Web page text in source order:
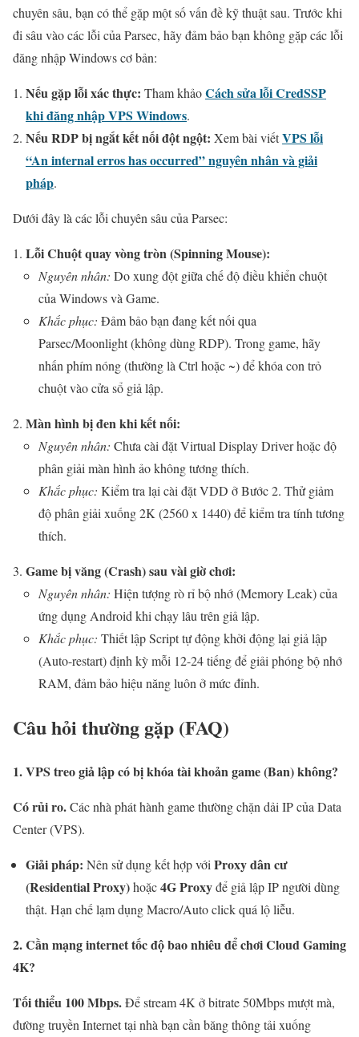
chuyên sâu, bạn có thể gặp một số vấn đề kỹ thuật sau. Trước khi
đi sâu vào các lỗi của Parsec, hãy đảm bảo bạn không gặp các lỗi
đăng nhập Windows cơ bản:
Nếu gặp lỗi xác thực: Tham khảoCách sửa lỗi CredSSP
khi đăng nhập VPS Windows.
Nếu RDP bị ngắt kết nối đột ngột: Xem bài viếtVPS lỗi
“An internal erros has occurred” nguyên nhân và giải
pháp.
Dưới đây là các lỗi chuyên sâu của Parsec:
Lỗi Chuột quay vòng tròn (Spinning Mouse):
Nguyên nhân: Do xung đột giữa chế độ điều khiển chuột
của Windows và Game.
Khắc phục: Đảm bảo bạn đang kết nối qua
Parsec/Moonlight (không dùng RDP). Trong game, hãy
nhấn phím nóng (thường là Ctrl hoặc ~) để khóa con trỏ
chuột vào cửa sổ giả lập.
Màn hình bị đen khi kết nối:
Nguyên nhân: Chưa cài đặt Virtual Display Driver hoặc độ
phân giải màn hình ảo không tương thích.
Khắc phục: Kiểm tra lại cài đặt VDD ở Bước 2. Thử giảm
độ phân giải xuống 2K (2560 x 1440) để kiểm tra tính tương
thích.
Game bị văng (Crash) sau vài giờ chơi:
Nguyên nhân: Hiện tượng rò rỉ bộ nhớ (Memory Leak) của
ứng dụng Android khi chạy lâu trên giả lập.
Khắc phục: Thiết lập Script tự động khởi động lại giả lập
(Auto-restart) định kỳ mỗi 12-24 tiếng để giải phóng bộ nhớ
RAM, đảm bảo hiệu năng luôn ở mức đỉnh.
Câu hỏi thường gặp (FAQ)
1. VPS treo giả lập có bị khóa tài khoản game (Ban) không?
Có rủi ro.Các nhà phát hành game thường chặn dải IP của Data
Center (VPS).
Giải pháp: Nên sử dụng kết hợp với Proxy dân cư
(Residential Proxy)hoặc4G Proxyđể giả lập IP người dùng
thật. Hạn chế lạm dụng Macro/Auto click quá lộ liễu.
2. Cần mạng internet tốc độ bao nhiêu để chơi Cloud Gaming
4K?
Tối thiểu 100 Mbps.Để stream 4K ở bitrate 50Mbps mượt mà,
đường truyền Internet tại nhà bạn cần băng thông tải xuống